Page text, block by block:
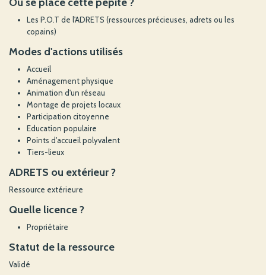
Les P.O.T de l'ADRETS (ressources précieuses, adrets ou les
copains)
Modes d'actions utilisés
Accueil
Aménagement physique
Animation d'un réseau
Montage de projets locaux
Participation citoyenne
Education populaire
Points d'accueil polyvalent
Tiers-lieux
ADRETS ou extérieur ?
Ressource extérieure
Quelle licence ?
Propriétaire
Statut de la ressource
Validé